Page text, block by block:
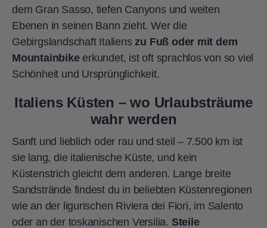
dem Gran Sasso, tiefen Canyons und weiten
Ebenen in seinen Bann zieht. Wer die
Gebirgslandschaft Italienszu Fuß oder mit dem
Mountainbikeerkundet, ist oft sprachlos von so viel
Schönheit und Ursprünglichkeit.
Italiens Küsten – wo Urlaubsträume
wahr werden
Sanft und lieblich oder rau und steil – 7.500 km ist
sie lang, die italienische Küste, und kein
Küstenstrich gleicht dem anderen. Lange breite
Sandstrände findest du in beliebten Küstenregionen
wie an der ligurischen Riviera dei Fiori, im Salento
oder an der toskanischen Versilia. Steile